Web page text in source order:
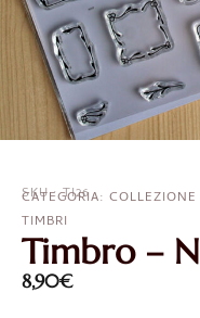
SKU : TI26
CATEGORIA:
TIMBRI
Timbro –
8,90€